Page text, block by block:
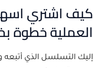
كيف اشتري
العملية خطوة
إليك التسلسل الذي أتبعه